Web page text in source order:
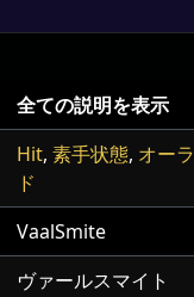
全ての説明を表示
Hit, 素手状態, オーラ
ド
VaalSmite
ヴァールスマイト